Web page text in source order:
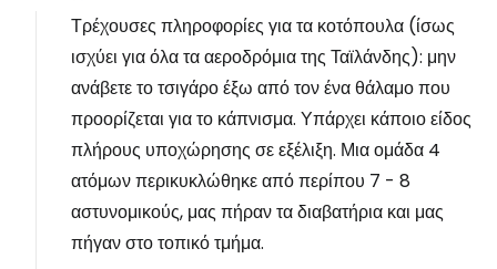
Τρέχουσες πληροφορίες για τα κοτόπουλα (ίσως
ισχύει για όλα τα αεροδρόμια της Ταϊλάνδης): μην
ανάβετε το τσιγάρο έξω από τον ένα θάλαμο που
προορίζεται για το κάπνισμα. Υπάρχει κάποιο είδος
πλήρους υποχώρησης σε εξέλιξη. Μια ομάδα 4
ατόμων περικυκλώθηκε από περίπου 7 - 8
αστυνομικούς, μας πήραν τα διαβατήρια και μας
πήγαν στο τοπικό τμήμα.